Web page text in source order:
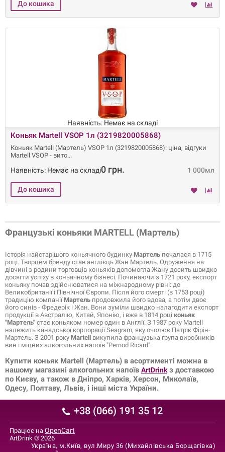
Наявність: Немає на складі
Коньяк Martell VSOP 1л (3219820005868)
Коньяк Martell (Мартель) VSOP 1л (3219820005868): ціна, відгуки
Martell VSOP - вито
1 000мл
Наявність: Немає на складі0 грн.
Французькі коньяки MARTELL (Мартель)
Історія найстарішого коньячного будинку Мартель почалася в 1715
році. Творцем бренду став англієць Жан Мартель. Одруження на
дівчині з родини торговців коньяків допомогла Жану досить швидко
досягти успіху в коньячному бізнесі. Починаючи з 1721 року, експорт
коньяку почав здійснюватися на міжнародному рівні: до
Великобританії і Північної Європи. Після його смерті (в 1753 році)
традицію компанії Мартель продовжила його вдова, а потім двоє
його синів - Фредерік і Жан. Вони зуміли швидко налагодити експорт
продукції в Австралію, Китай, Японію, і вже в 1814 році коньяк
"Мартель" стає коньяком номер один в Англії. З 1987 року Martell
належить канадської корпорації Seagram, яку очолює Патрік Фірін-
Мартель. З 2001 року Martell викупила французька група виробників
вин і міцних алкогольних напоїв "Pernod Ricard".
Купити коньяк Martell (Мартель) в асортименті можна в
нашому магазині алкогольних напоїв ArtDrinkз доставкою
по Києву, а також в Дніпро, Харків, Херсон, Миколаїв,
Одесу, Полтаву, Львів, і інші міста України.
+38 (066) 191 35 12
Працює на OpenCart
ArtDrink © 2026
Україна, м.Київ, вул.Миру 36 (Михайлівська Борщагівка)